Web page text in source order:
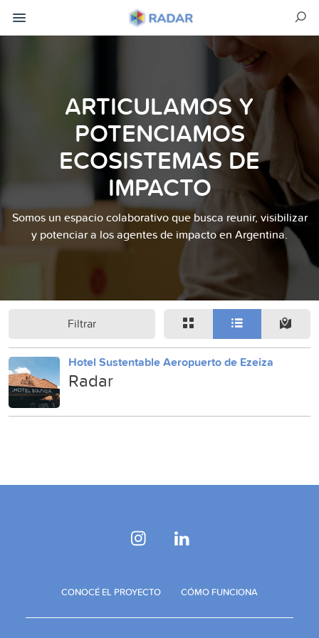
ARTICULAMOS Y
POTENCIAMOS
ECOSISTEMAS DE
IMPACTO
Somos un espacio colaborativo que busca reunir, visibilizar
y potenciar a los agentes de impacto en Argentina.
Filtrar
Hotel Sustentable Aeropuerto de Ezeiza
Radar
CONOCÉ EL PROYECTO CÓMO FUNCIONA